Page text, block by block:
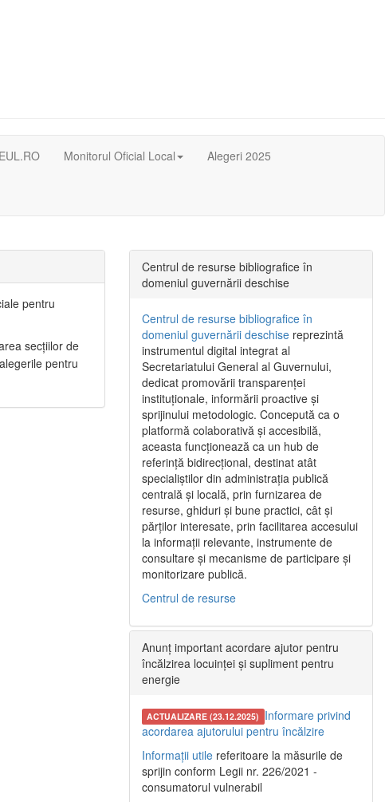
Monitorul Oficial Local Alegeri 2025
pentru
secţiilor de
pentru
Centrul de resurse bibliografice în
domeniul guvernării deschise
Centrul de resurse bibliografice în
domeniul guvernării deschise reprezintă
instrumentul digital integrat al
Secretariatului General al Guvernului,
dedicat promovării transparenței
instituționale, informării proactive și
sprijinului metodologic. Concepută ca o
platformă colaborativă și accesibilă,
aceasta funcționează ca un hub de
referință bidirecțional, destinat atât
specialiștilor din administrația publică
centrală și locală, prin furnizarea de
resurse, ghiduri și bune practici, cât și
părților interesate, prin facilitarea accesului
la informații relevante, instrumente de
consultare și mecanisme de participare și
monitorizare publică.
Centrul de resurse
Anunț important acordare ajutor pentru
încălzirea locuinței și supliment pentru
energie
ACTUALIZARE (23.12.2025) Informare privind
acordarea ajutorului pentru încălzire
Informații utile referitoare la măsurile de
sprijin conform Legii nr. 226/2021 -
consumatorul vulnerabil